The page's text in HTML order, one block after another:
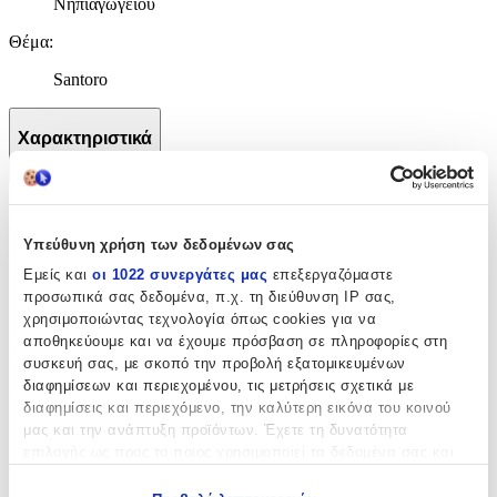
Υπεύθυνη χρήση των δεδομένων σας
Εμείς και οι 1022 συνεργάτες μας επεξεργαζόμαστε
προσωπικά σας δεδομένα, π.χ. τη διεύθυνση IP σας,
χρησιμοποιώντας τεχνολογία όπως cookies για να
αποθηκεύουμε και να έχουμε πρόσβαση σε πληροφορίες στη
συσκευή σας, με σκοπό την προβολή εξατομικευμένων
διαφημίσεων και περιεχομένου, τις μετρήσεις σχετικά με
διαφημίσεις και περιεχόμενο, την καλύτερη εικόνα του κοινού
μας και την ανάπτυξη προϊόντων. Έχετε τη δυνατότητα
Νηπιαγωγείου
Θέμα:
Santoro
Χαρακτηριστικά
Κατασκευαστής:
Santoro
Βασικά Χαρακτηριστικά
Χρώμα:
Μοβ
Φύλο: